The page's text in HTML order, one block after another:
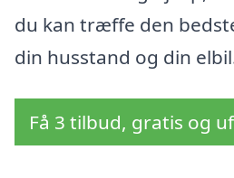
du kan træffe den
din husstand og din
Få 3 tilbud, gratis og